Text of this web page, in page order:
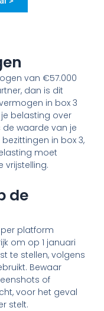
van €57.000
dan is dit
in box 3
belasting over
waarde van je
in box 3,
moet
vrijstelling.
de
platform
om op 1 januari
te stellen, volgens
Bewaar
of
voor het geval
stelt.